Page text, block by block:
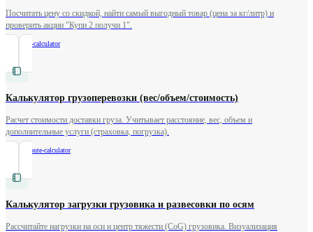
Посчитать цену со скидкой, найти самый выгодный товар (цена за кг/литр) и
проверить акции "Купи 2 получи 1".
discount-calculator
Калькулятор грузоперевозки (вес/объем/стоимость)
Расчет стоимости доставки груза. Учитывает расстояние, вес, объем и
дополнительные услуги (страховка, погрузка).
freight-route-calculator
Калькулятор загрузки грузовика и развесовки по осям
Рассчитайте нагрузки на оси и центр тяжести (CoG) грузовика. Визуализация